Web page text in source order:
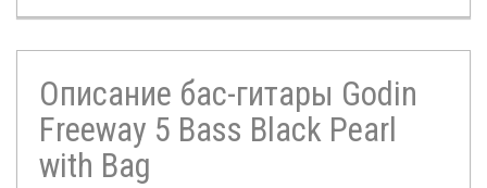
Описание бас-гитары Godin
Freeway 5 Bass Black Pearl
with Bag